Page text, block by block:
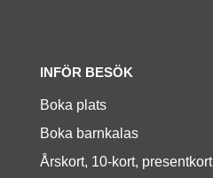
INFÖR BESÖK
Boka plats
Boka barnkalas
Årskort, 10-kort, presentkort